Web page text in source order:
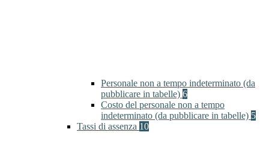
Personale non a tempo indeterminato (da
pubblicare in tabelle) 6
Costo del personale non a tempo
indeterminato (da pubblicare in tabelle) 5
Tassi di assenza 10